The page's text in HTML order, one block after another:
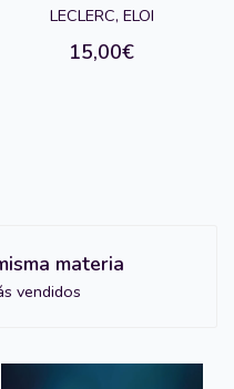
EDICIONES
LECLERC, ELOI
15,00€
materia
vendidos